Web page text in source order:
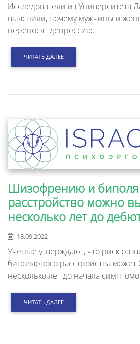
Исследователи из Университета
выяснили, почему мужчины и
переносят депрессию.
ЧИТАТЬ ДАЛЕЕ
Шизофрению и
расстройство можно
несколько лет до
18.09.2022
Ученые утверждают, что риск
биполярного расстройства
несколько лет до начала
ЧИТАТЬ ДАЛЕЕ